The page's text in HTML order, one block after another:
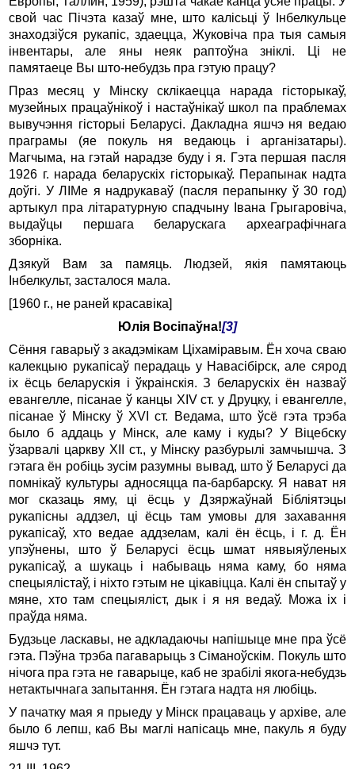
свой час Пічэта казаў мне, што калісьці ў Інбелкульце
знаходзіўся рукапіс, здаецца, Жуковіча пра тыя самыя
інвентары, але яны неяк раптоўна зніклі. Ці не
памятаеце Вы што-небудзь пра гэтую працу?
Праз месяц у Мінску склікаецца нарада гісторыкаў,
музейных працаўнікоў і настаўнікаў школ па праблемах
вывучэння гісторыі Беларусі. Дакладна яшчэ ня ведаю
праграмы (яе покуль ня ведаюць і арганізатары).
Магчыма, на гэтай нарадзе буду і я. Гэта першая пасля
1926 г. нарада беларускіх гісторыкаў. Перапынак надта
доўгі. У ЛІМе я надрукаваў (пасля перапынку ў 30 год)
артыкул пра літаратурную спадчыну Івана Грыгаровіча,
выдаўцы першага беларускага археаграфічнага
зборніка.
Дзякуй Вам за памяць. Людзей, якія памятаюць
Інбелкульт, засталося мала.
[1960 г., не раней красавіка]
Юлія Восіпаўна![3]
Сёння гаварыў з акадэмікам Ціхаміравым. Ён хоча сваю
калекцыю рукапісаў перадаць у Навасібірск, але сярод
іх ёсць беларускія і ўкраінскія. З беларускіх ён назваў
евангелле, пісанае ў канцы XIV ст. у Друцку, і евангелле,
пісанае ў Мінску ў XVI ст. Ведама, што ўсё гэта трэба
было б аддаць у Мінск, але каму і куды? У Віцебску
ўзарвалі царкву XII ст., у Мінску разбурылі замчышча. З
гэтага ён робіць зусім разумны вывад, што ў Беларусі да
помнікаў культуры адносяцца па-барбарску. Я нават ня
мог сказаць яму, ці ёсць у Дзяржаўнай Бібліятэцы
рукапісны аддзел, ці ёсць там умовы для захавання
рукапісаў, хто ведае аддзелам, калі ён ёсць, і г. д. Ён
упэўнены, што ў Беларусі ёсць шмат нявыяўленых
рукапісаў, а шукаць і набываць няма каму, бо няма
спецыялістаў, і ніхто гэтым не цікавіцца. Калі ён спытаў у
мяне, хто там спецыяліст, дык і я ня ведаў. Можа іх і
праўда няма.
Будзьце ласкавы, не адкладаючы напішыце мне пра ўсё
гэта. Пэўна трэба пагаварыць з Сіманоўскім. Покуль што
нічога пра гэта не гаварыце, каб не зрабілі якога-небудзь
нетактычнага запытання. Ён гэтага надта ня любіць.
У пачатку мая я прыеду у Мінск працаваць у архіве, але
было б лепш, каб Вы маглі напісаць мне, пакуль я буду
яшчэ тут.